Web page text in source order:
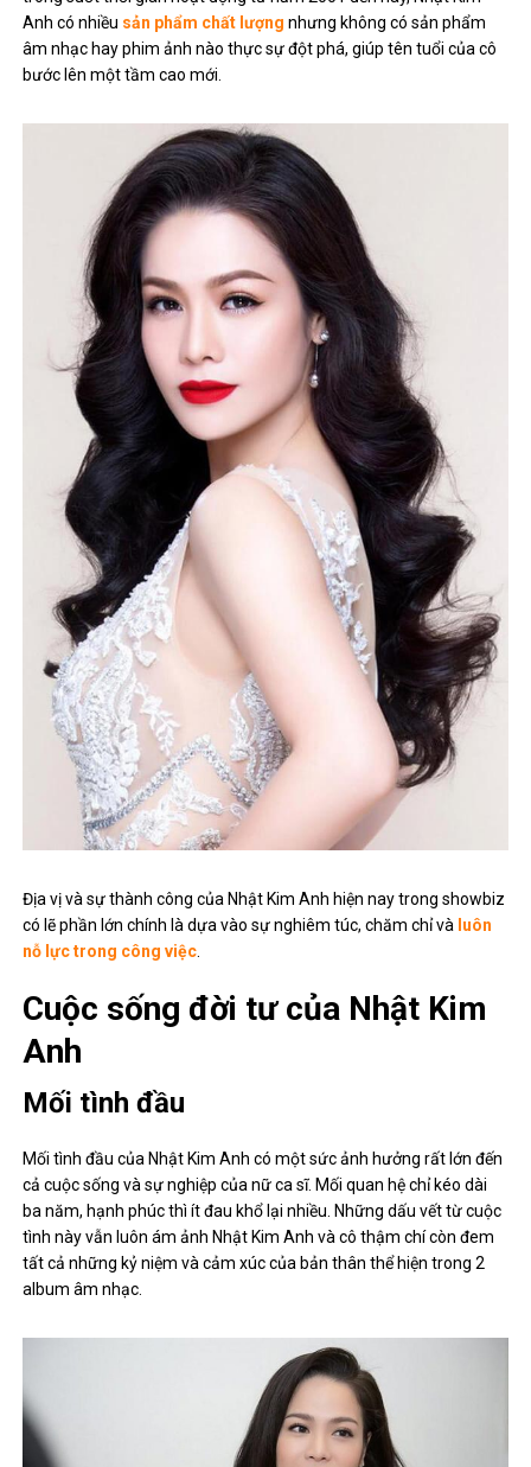
Anh có nhiều sản phẩm chất lượng nhưng không có sản phẩm
âm nhạc hay phim ảnh nào thực sự đột phá, giúp tên tuổi của cô
bước lên một tầm cao mới.
Địa vị và sự thành công của Nhật Kim Anh hiện nay trong showbiz
có lẽ phần lớn chính là dựa vào sự nghiêm túc, chăm chỉ và luôn
nỗ lực trong công việc.
Cuộc sống đời tư của Nhật Kim
Anh
Mối tình đầu
Mối tình đầu của Nhật Kim Anh có một sức ảnh hưởng rất lớn đến
cả cuộc sống và sự nghiệp của nữ ca sĩ. Mối quan hệ chỉ kéo dài
ba năm, hạnh phúc thì ít đau khổ lại nhiều. Những dấu vết từ cuộc
tình này vẫn luôn ám ảnh Nhật Kim Anh và cô thậm chí còn đem
tất cả những kỷ niệm và cảm xúc của bản thân thể hiện trong 2
album âm nhạc.